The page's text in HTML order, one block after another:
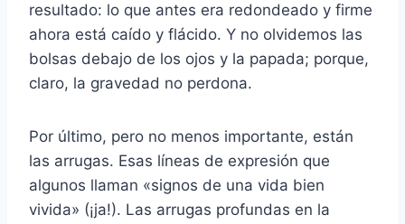
resultado: lo que antes era redondeado y firme
ahora está caído y flácido. Y no olvidemos las
bolsas debajo de los ojos y la papada; porque,
claro, la gravedad no perdona.
Por último, pero no menos importante, están
las arrugas. Esas líneas de expresión que
algunos llaman «signos de una vida bien
vivida» (¡ja!). Las arrugas profundas en la